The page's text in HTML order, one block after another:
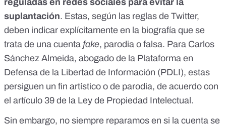
reguladas en redes sociales para evitar la
suplantación. Estas, según las reglas de Twitter,
deben indicar explícitamente en la biografía que se
trata de una cuenta fake, parodia o falsa. Para Carlos
Sánchez Almeida, abogado de la Plataforma en
Defensa de la Libertad de Información (PDLI), estas
persiguen un fin artístico o de parodia, de acuerdo con
el artículo 39 de la Ley de Propiedad Intelectual .
Sin embargo, no siempre reparamos en si la cuenta se